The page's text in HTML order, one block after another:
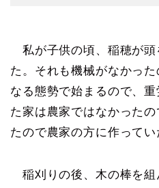
私が子供の頃、稲穂が頭
た。それも機械がなかっ
なる態勢で始まるので、
た家は農家ではなかった
たので農家の方に作ってい
稲刈りの後、木の棒を組